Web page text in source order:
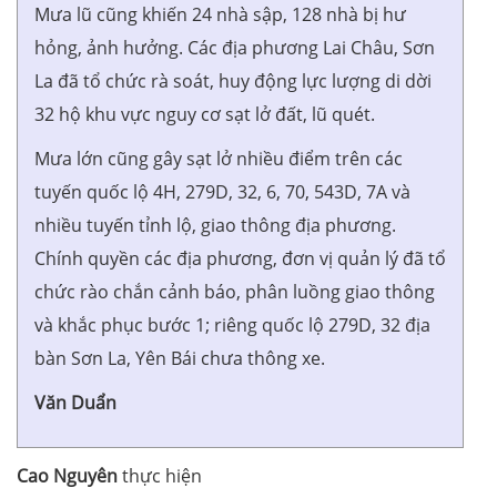
Mưa lũ cũng khiến 24 nhà sập, 128 nhà bị hư
hỏng, ảnh hưởng. Các địa phương Lai Châu, Sơn
La đã tổ chức rà soát, huy động lực lượng di dời
32 hộ khu vực nguy cơ sạt lở đất, lũ quét.
Mưa lớn cũng gây sạt lở nhiều điểm trên các
tuyến quốc lộ 4H, 279D, 32, 6, 70, 543D, 7A và
nhiều tuyến tỉnh lộ, giao thông địa phương.
Chính quyền các địa phương, đơn vị quản lý đã tổ
chức rào chắn cảnh báo, phân luồng giao thông
và khắc phục bước 1; riêng quốc lộ 279D, 32 địa
bàn Sơn La, Yên Bái chưa thông xe.
Văn Duẩn
Cao Nguyênthực hiện